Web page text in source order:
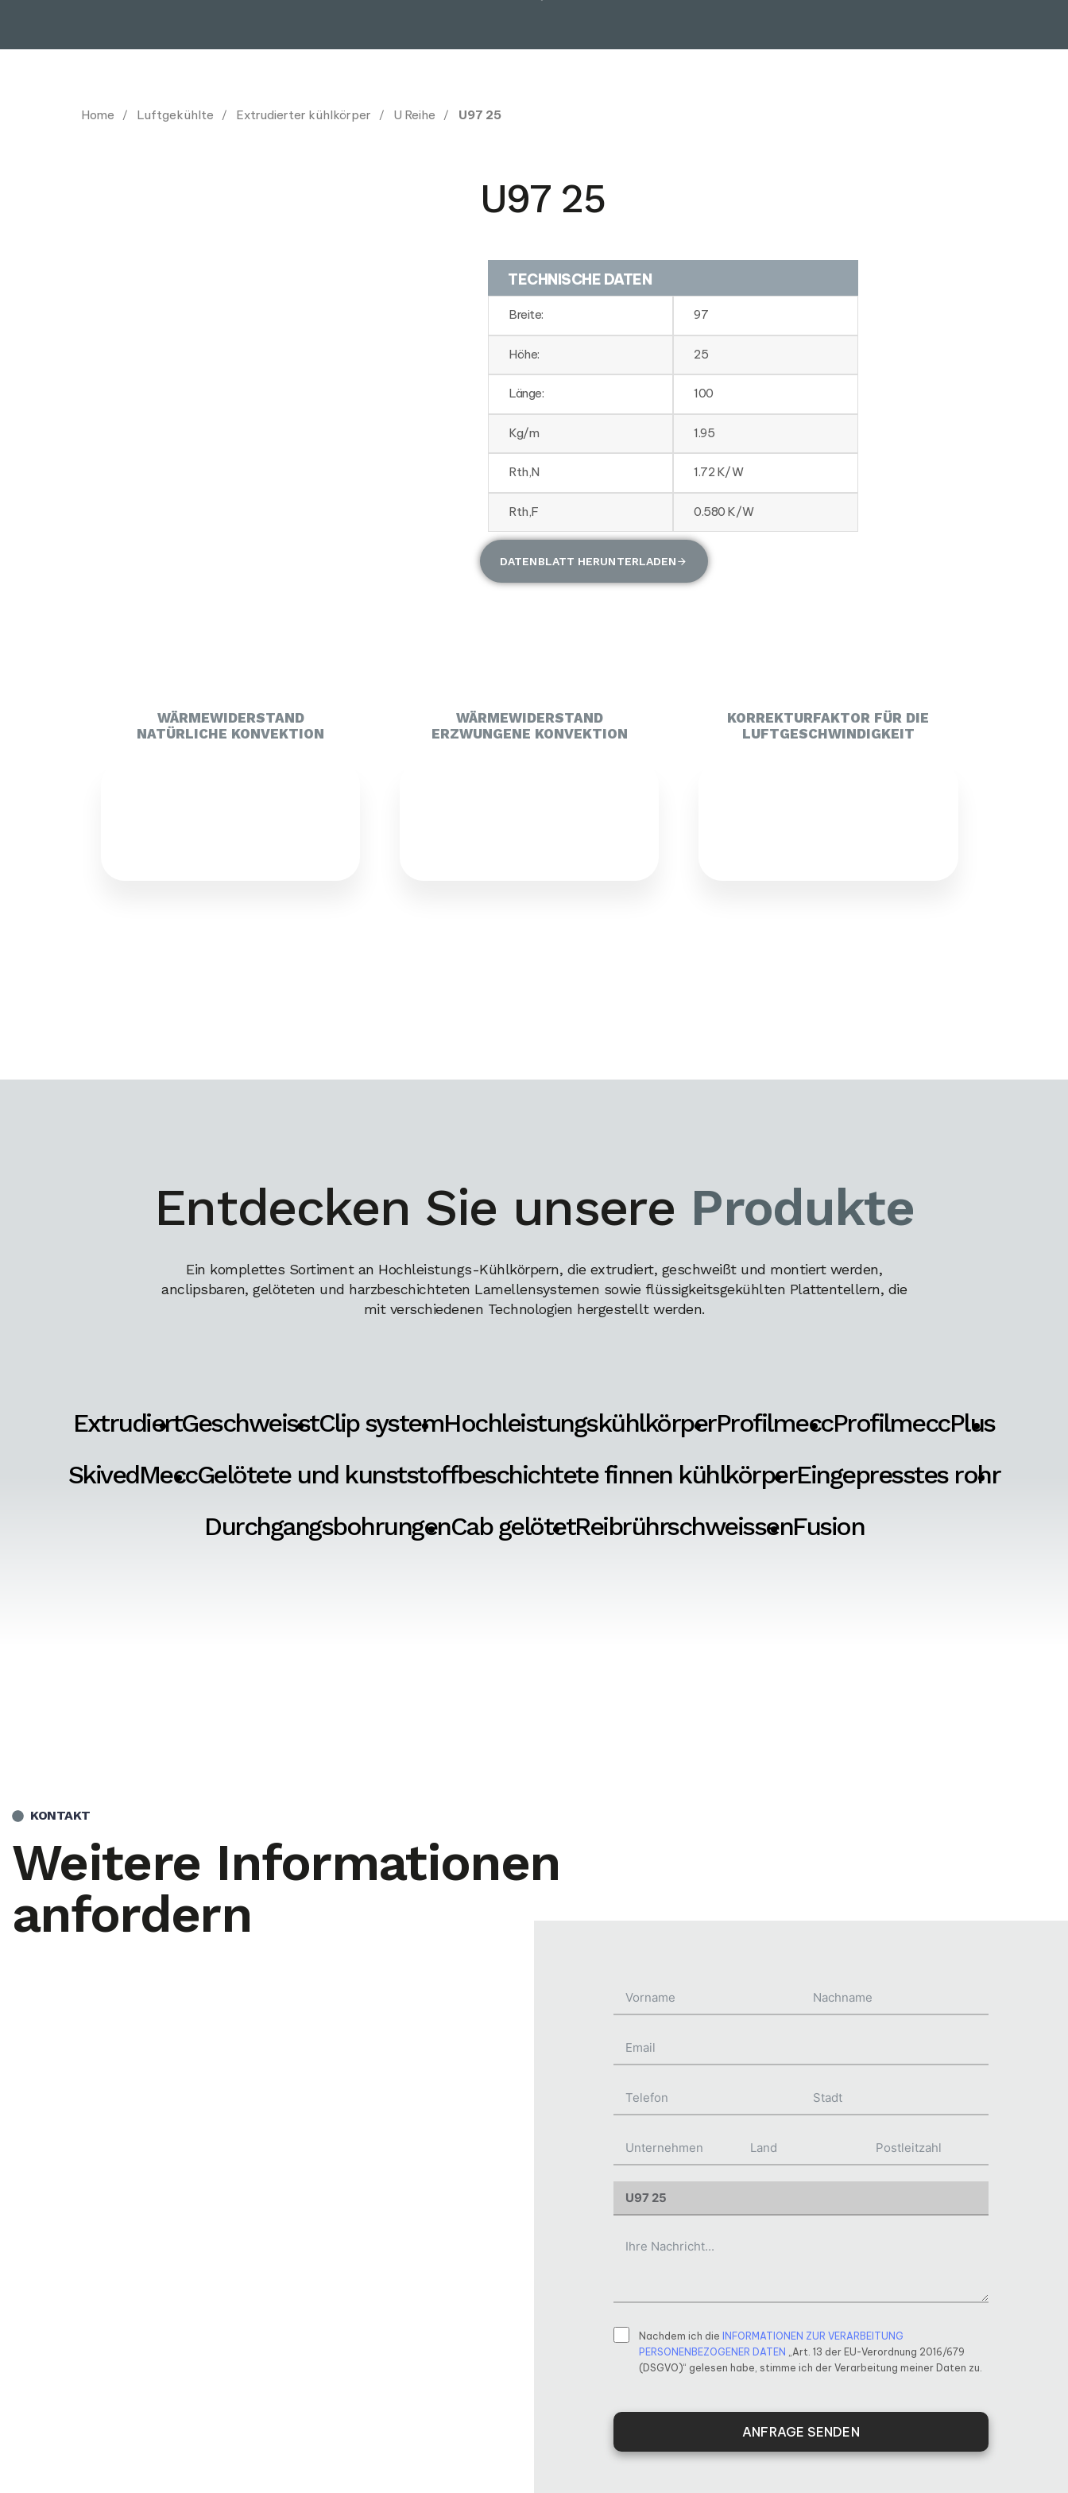
Home Luftgekühlte Extrudierter kühlkörper U Reihe U97 25
U97 25
TECHNISCHE DATEN
Breite: 97
Höhe: 25
Länge: 100
Kg/m 1.95
Rth,N 1.72 K/W
Rth,F 0.580 K/W
DATENBLATT HERUNTERLADEN
WÄRMEWIDERSTAND
NATÜRLICHE KONVEKTION
WÄRMEWIDERSTAND
ERZWUNGENE KONVEKTION
KORREKTURFAKTOR FÜR DIE
LUFTGESCHWINDIGKEIT
Entdecken Sie unsere Produkte
Ein komplettes Sortiment an Hochleistungs-Kühlkörpern, die extrudiert, geschweißt und montiert werden,
anclipsbaren, gelöteten und harzbeschichteten Lamellensystemen sowie flüssigkeitsgekühlten Plattentellern, die
mit verschiedenen Technologien hergestellt werden.
ExtrudiertGeschweisstClip systemHochleistungskühlkörperProfilmeccProfilmeccPlus
SkivedMeccGelötete und kunststoffbeschichtete finnen kühlkörperEingepresstes rohr
DurchgangsbohrungenCab gelötetReibrührschweissenFusion
KONTAKT
Weitere Informationen
anfordern
Nachdem ich die INFORMATIONEN ZUR VERARBEITUNG
PERSONENBEZOGENER DATEN „Art. 13 der EU-Verordnung 2016/679
(DSGVO)“ gelesen habe, stimme ich der Verarbeitung meiner Daten zu.
ANFRAGE SENDEN